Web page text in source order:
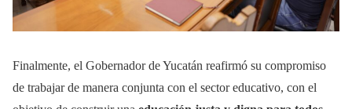
Finalmente, el Gobernador de Yucatán reafirmó su compromiso
de trabajar de manera conjunta con el sector educativo, con el